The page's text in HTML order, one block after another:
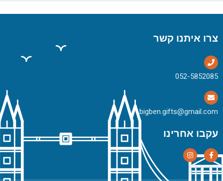
צרו איתנו קשר
bigben.gifts@gmail.com
עקבו אחרינו